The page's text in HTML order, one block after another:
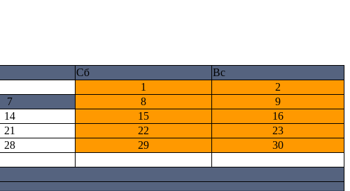
Сб
Вс
1
2
7 8
9
14 15
16
21 22
23
28 29
30